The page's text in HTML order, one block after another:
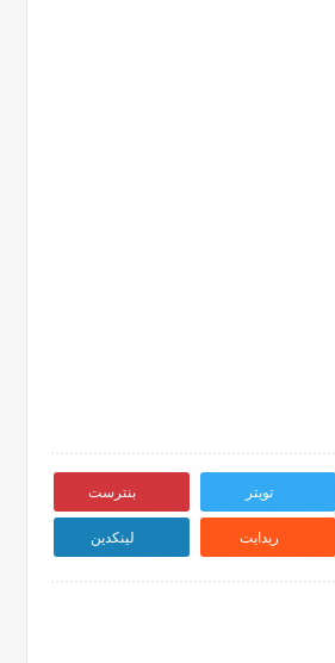
تويتر بنترست
ريدايت لينكدين